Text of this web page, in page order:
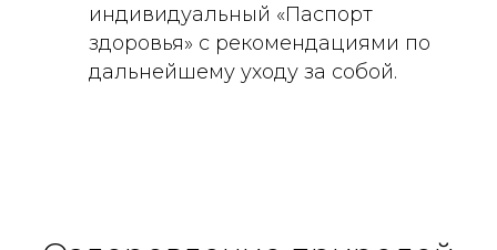
индивидуальный «Паспорт
здоровья» с рекомендациями по
дальнейшему уходу за собой.